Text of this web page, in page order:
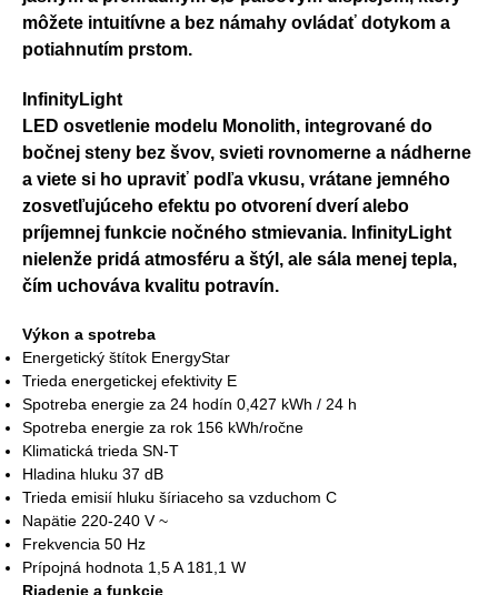
môžete intuitívne a bez námahy ovládať dotykom a
potiahnutím prstom.
InfinityLight
LED osvetlenie modelu Monolith, integrované do
bočnej steny bez švov, svieti rovnomerne a nádherne
a viete si ho upraviť podľa vkusu, vrátane jemného
zosvetľujúceho efektu po otvorení dverí alebo
príjemnej funkcie nočného stmievania. InfinityLight
nielenže pridá atmosféru a štýl, ale sála menej tepla,
čím uchováva kvalitu potravín.
Výkon a spotreba
Energetický štítok EnergyStar
Trieda energetickej efektivity E
Spotreba energie za 24 hodín 0,427 kWh / 24 h
Spotreba energie za rok 156 kWh/ročne
Klimatická trieda SN-T
Hladina hluku 37 dB
Trieda emisií hluku šíriaceho sa vzduchom C
Napätie 220-240 V ~
Frekvencia 50 Hz
Prípojná hodnota 1,5 A 181,1 W
Riadenie a funkcie